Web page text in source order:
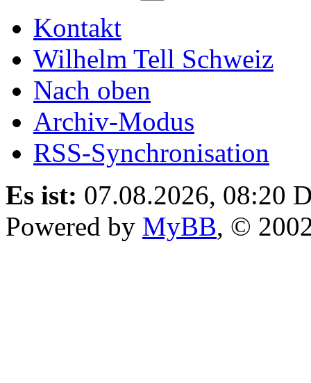
Kontakt
Wilhelm Tell Schweiz
Nach oben
Archiv-Modus
RSS-Synchronisation
Es ist: 07.08.2026, 08:20
Powered by MyBB, ©